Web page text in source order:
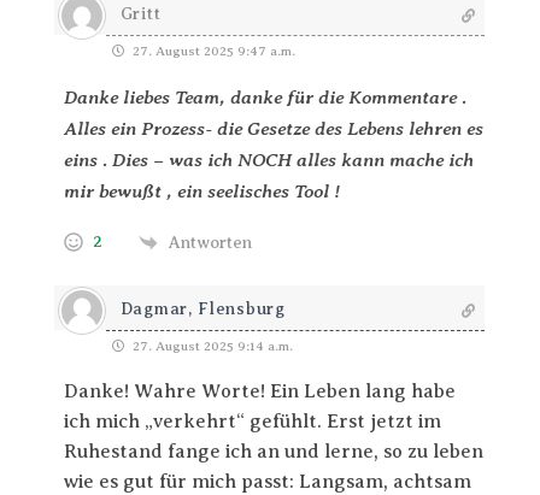
Gritt
27. August 2025 9:47 a.m.
Danke liebes Team, danke für die Kommentare .
Alles ein Prozess- die Gesetze des Lebens lehren es
eins . Dies – was ich NOCH alles kann mache ich
mir bewußt , ein seelisches Tool !
2 Antworten
Dagmar, Flensburg
27. August 2025 9:14 a.m.
Danke! Wahre Worte! Ein Leben lang habe
ich mich „verkehrt“ gefühlt. Erst jetzt im
Ruhestand fange ich an und lerne, so zu leben
wie es gut für mich passt: Langsam, achtsam